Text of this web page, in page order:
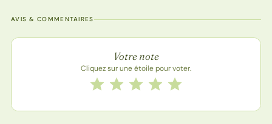
AVIS & COMMENTAIRES
Note de la recette
Votre note
Cliquez sur une étoile pour voter.
Notez cette recette de 1 à 5 étoiles
5 étoiles
4 étoiles
3 étoiles
2 étoiles
1 étoile